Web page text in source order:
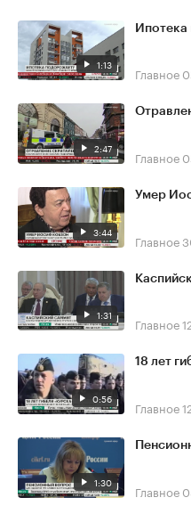
1:13 Главное
2:47 Главное
3:44
Умер
Главное
1:31 Главное
0:56
18 лет
Главное
1:30 Главное